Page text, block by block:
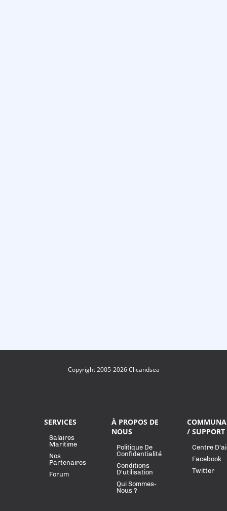
Copyright 2005-2026 Clicandsea
SERVICES
Salaires
Maritime
Nos
Partenaires
Forum
À PROPOS DE
NOUS
Politique De
Confidentialité
Conditions
D'utilisation
Qui Sommes-
Nous ?
/ SUPPORT
Centre
Facebook
Twitter